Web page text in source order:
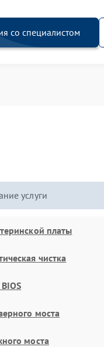
со специалистом
услуги
платы
чистка
моста
моста